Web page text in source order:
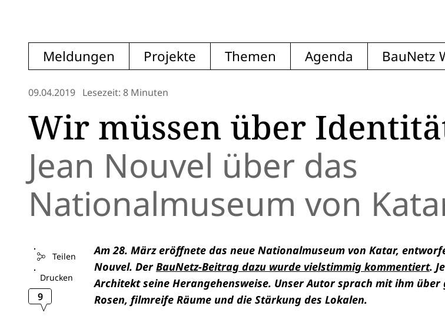
Meldungen Projekte Themen Agenda BauNetz
09.04.2019 Lesezeit: 8 Minuten
Wir müssen über
Jean Nouvel über das
Nationalmuseum von
Teilen
Drucken
9
Am 28. März eröffnete das neue Nationalmuseum von Katar,
Nouvel. DerBauNetz-Beitrag dazu wurde vielstimmig kommentiert.
Architekt seine Herangehensweise. Unser Autor sprach mit ihm über
Rosen, filmreife Räume und die Stärkung des Lokalen.